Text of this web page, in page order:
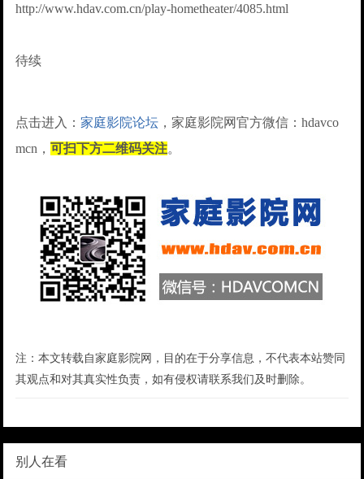
http://www.hdav.com.cn/play-hometheater/4085.html
待续
点击进入：家庭影院论坛 ，家庭影院网官方微信：hdavco
mcn，可扫下方二维码关注。
注：本文转载自家庭影院网，目的在于分享信息，不代表本站赞同
其观点和对其真实性负责，如有侵权请联系我们及时删除。
别人在看